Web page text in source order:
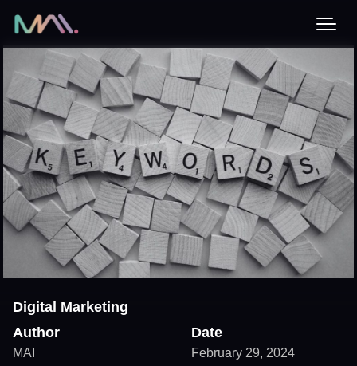
Digital Marketing
Author
MAI
Date
February 29, 2024